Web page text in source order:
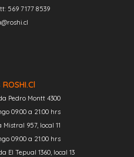
569 7177 8539
Pedro Montt 4300
09:00 a 21:00 hrs
957, local 11
09:00 a 21:00 hrs
El Tepual 1360, local 13